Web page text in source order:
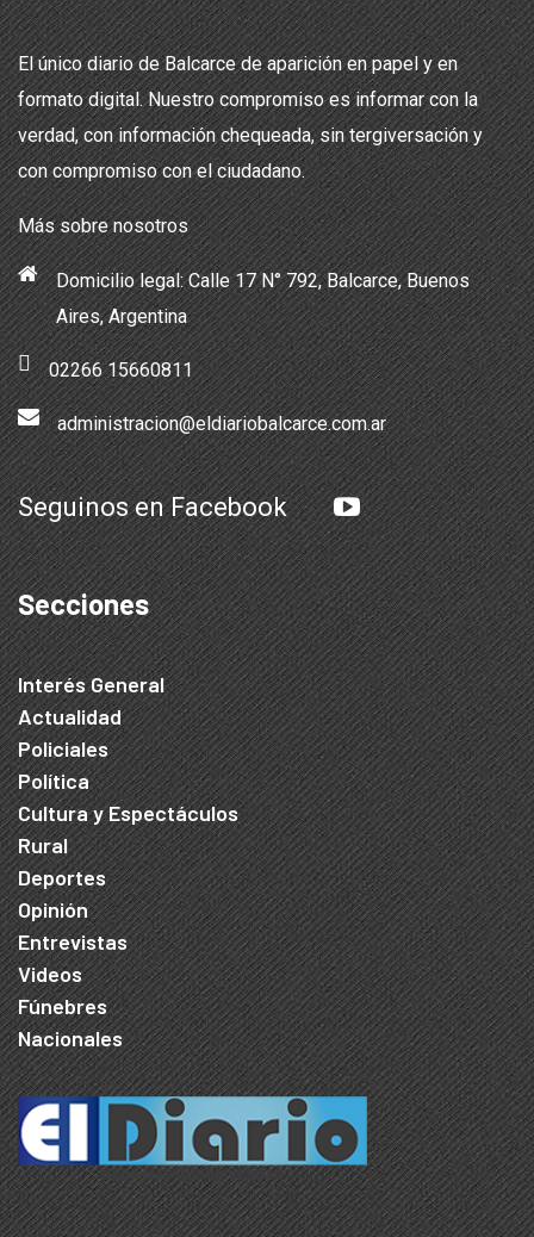
El único diario de Balcarce de aparición en papel y en
formato digital. Nuestro compromiso es informar con la
verdad, con información chequeada, sin tergiversación y
con compromiso con el ciudadano.
Más sobre nosotros
Domicilio legal: Calle 17 N° 792, Balcarce, Buenos
Aires, Argentina
02266 15660811
administracion@eldiariobalcarce.com.ar
Seguinos en Facebook
Secciones
Interés General
Actualidad
Policiales
Política
Cultura y Espectáculos
Rural
Deportes
Opinión
Entrevistas
Videos
Fúnebres
Nacionales